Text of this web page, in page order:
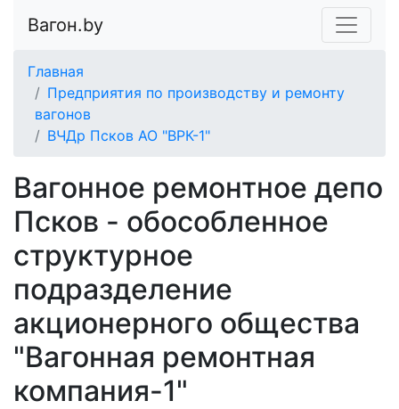
Вагон.by
Главная
Предприятия по производству и ремонту
вагонов
ВЧДр Псков АО "ВРК-1"
Вагонное ремонтное депо
Псков - обособленное
структурное
подразделение
акционерного общества
"Вагонная ремонтная
компания-1"